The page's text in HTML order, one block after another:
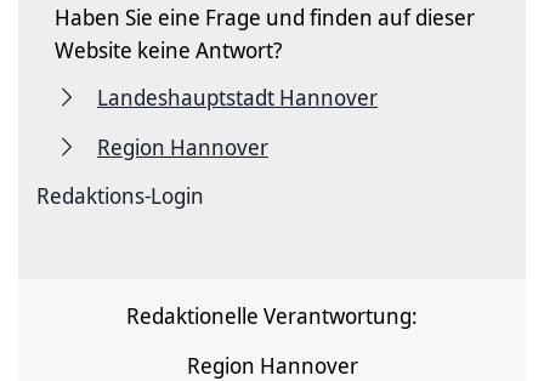
Haben Sie eine Frage und finden auf dieser
Website keine Antwort?
Landeshauptstadt Hannover
Region Hannover
Redaktions-Login
Redaktionelle Verantwortung:
Region Hannover